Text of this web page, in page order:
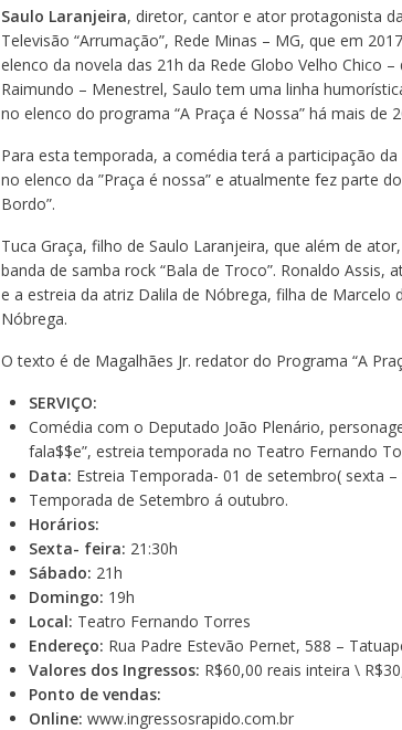
Saulo Laranjeira, diretor, cantor e ator protagonista
Televisão “Arrumação”, Rede Minas – MG, que em
elenco da novela das 21h da Rede Globo Velho Chico
Raimundo – Menestrel, Saulo tem uma linha
no elenco do programa “A Praça é Nossa” há mais de
Para esta temporada, a comédia terá a participação
no elenco da ”Praça é nossa” e atualmente fez parte
Bordo”.
Tuca Graça, filho de Saulo Laranjeira, que além de
banda de samba rock “Bala de Troco”. Ronaldo Assis,
e a estreia da atriz Dalila de Nóbrega, filha de Marcelo
Nóbrega.
O texto é de Magalhães Jr. redator do Programa “A
SERVIÇO:
Comédia com o Deputado João Plenário,
fala$$e”, estreia temporada no Teatro Fernando
Data: Estreia Temporada- 01 de setembro( sexta –
Temporada de Setembro á outubro.
Horários:
Sexta- feira: 21:30h
Sábado: 21h
Domingo: 19h
Local: Teatro Fernando Torres
Endereço: Rua Padre Estevão Pernet, 588 –
Valores dos Ingressos: R$60,00 reais inteira \
Ponto de vendas:
Online: www.ingressosrapido.com.br